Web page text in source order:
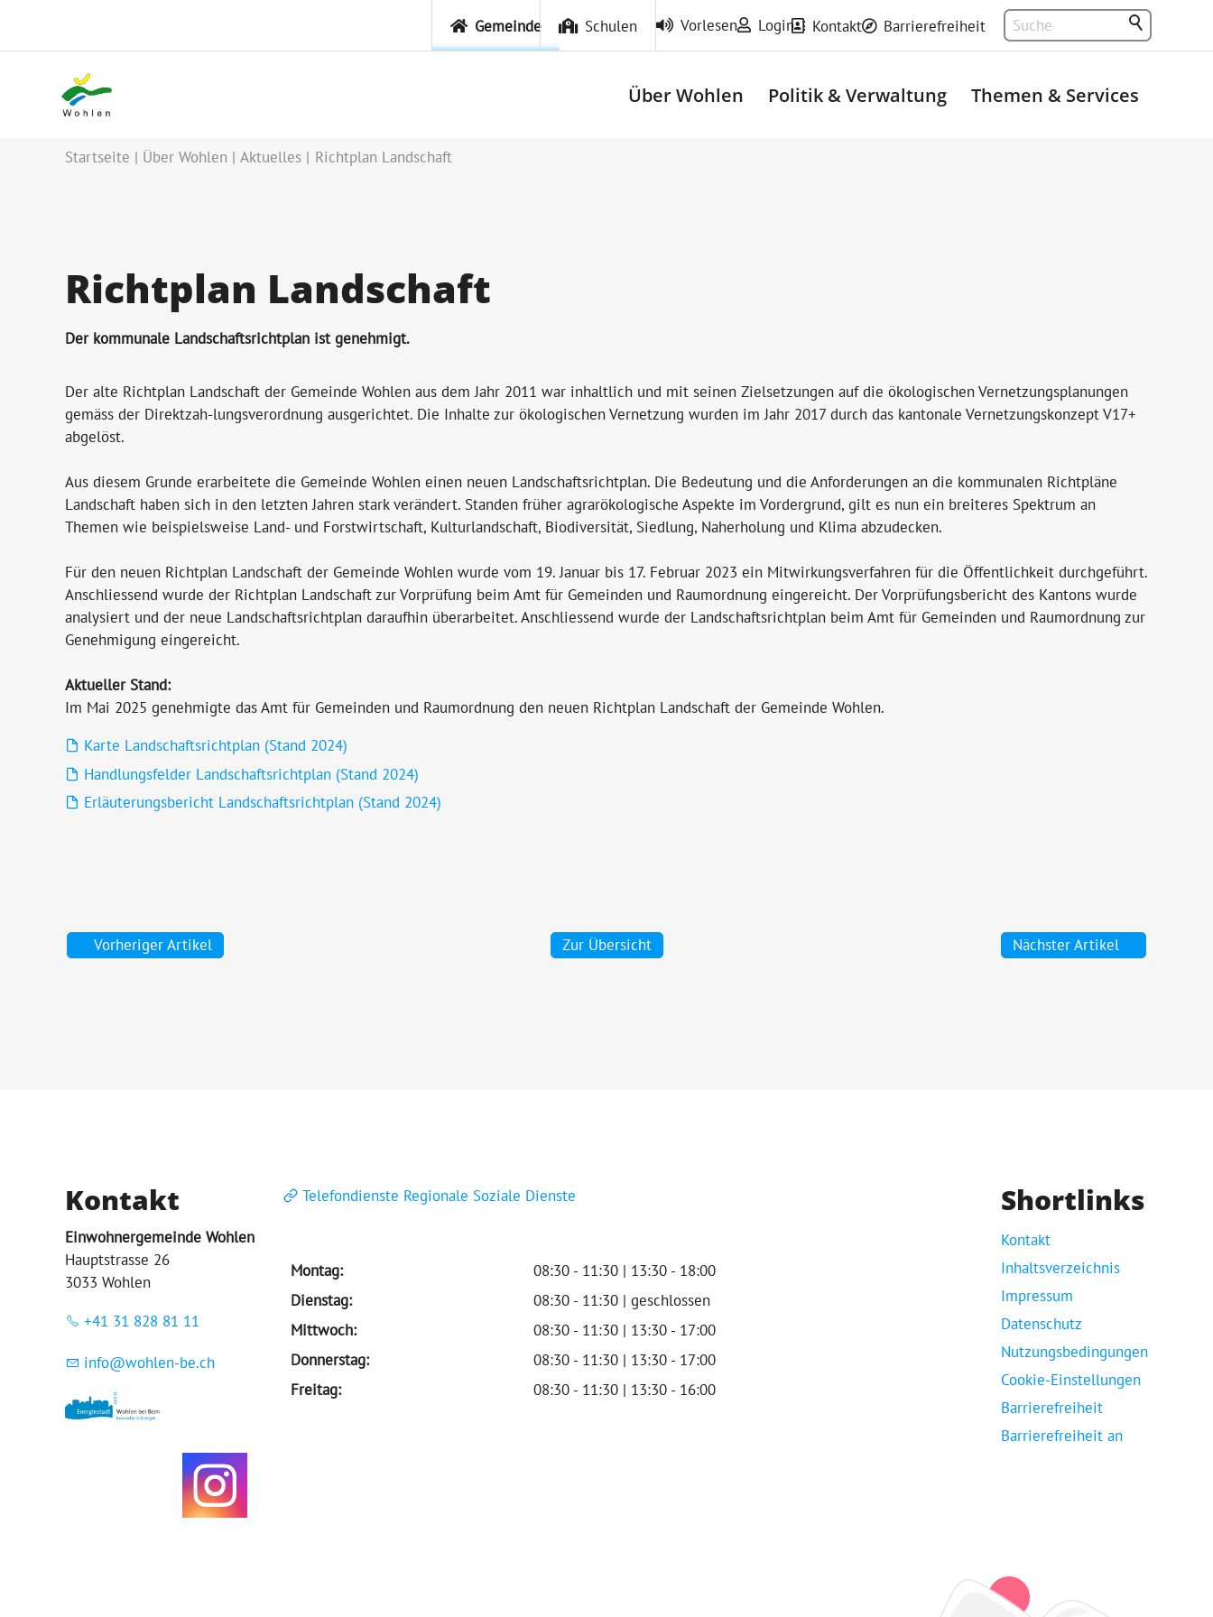
Barrierefreiheit
Kontakt
Login
Gemeinde Schulen Vorlesen
Über Wohlen Politik & Verwaltung Themen & Services
Startseite Über Wohlen Aktuelles Richtplan Landschaft
Richtplan Landschaft
Der kommunale Landschaftsrichtplan ist genehmigt.
Der alte Richtplan Landschaft der Gemeinde Wohlen aus dem Jahr 2011 war inhaltlich und mit seinen Zielsetzungen auf die ökologischen Vernetzungsplanungen
gemäss der Direktzah-lungsverordnung ausgerichtet. Die Inhalte zur ökologischen Vernetzung wurden im Jahr 2017 durch das kantonale Vernetzungskonzept V17+
abgelöst.
Aus diesem Grunde erarbeitete die Gemeinde Wohlen einen neuen Landschaftsrichtplan. Die Bedeutung und die Anforderungen an die kommunalen Richtpläne
Landschaft haben sich in den letzten Jahren stark verändert. Standen früher agrarökologische Aspekte im Vordergrund, gilt es nun ein breiteres Spektrum an
Themen wie beispielsweise Land- und Forstwirtschaft, Kulturlandschaft, Biodiversität, Siedlung, Naherholung und Klima abzudecken.
Für den neuen Richtplan Landschaft der Gemeinde Wohlen wurde vom 19. Januar bis 17. Februar 2023 ein Mitwirkungsverfahren für die Öffentlichkeit durchgeführt.
Anschliessend wurde der Richtplan Landschaft zur Vorprüfung beim Amt für Gemeinden und Raumordnung eingereicht. Der Vorprüfungsbericht des Kantons wurde
analysiert und der neue Landschaftsrichtplan daraufhin überarbeitet. Anschliessend wurde der Landschaftsrichtplan beim Amt für Gemeinden und Raumordnung zur
Genehmigung eingereicht.
Aktueller Stand:
Im Mai 2025 genehmigte das Amt für Gemeinden und Raumordnung den neuen Richtplan Landschaft der Gemeinde Wohlen.
Karte Landschaftsrichtplan (Stand 2024)
Handlungsfelder Landschaftsrichtplan (Stand 2024)
Erläuterungsbericht Landschaftsrichtplan (Stand 2024)
Vorheriger Artikel Zur Übersicht Nächster Artikel
Kontakt
Einwohnergemeinde Wohlen
Hauptstrasse 26
3033 Wohlen
+41 31 828 81 11
nf w hl n-b ch
Telefondienste Regionale Soziale Dienste
Montag:
08:30 - 11:30 | 13:30 - 18:00
Dienstag:
08:30 - 11:30 | geschlossen
Mittwoch:
08:30 - 11:30 | 13:30 - 17:00
Donnerstag:
08:30 - 11:30 | 13:30 - 17:00
Freitag:
08:30 - 11:30 | 13:30 - 16:00
Shortlinks
Kontakt
Inhaltsverzeichnis
Impressum
Datenschutz
Nutzungsbedingungen
Cookie-Einstellungen
Barrierefreiheit
Barrierefreiheit an